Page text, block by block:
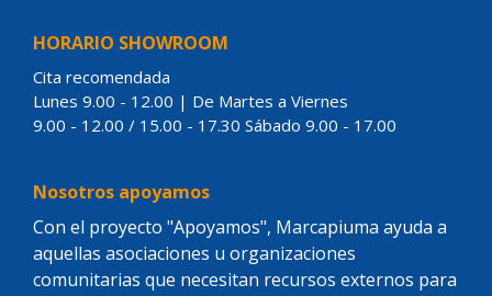
HORARIO SHOWROOM
Cita recomendada
Lunes 9.00 - 12.00 | De Martes a Viernes
9.00 - 12.00 / 15.00 - 17.30 Sábado 9.00 - 17.00
Nosotros apoyamos
Con el proyecto "Apoyamos", Marcapiuma ayuda a
aquellas asociaciones u organizaciones
comunitarias que necesitan recursos externos para